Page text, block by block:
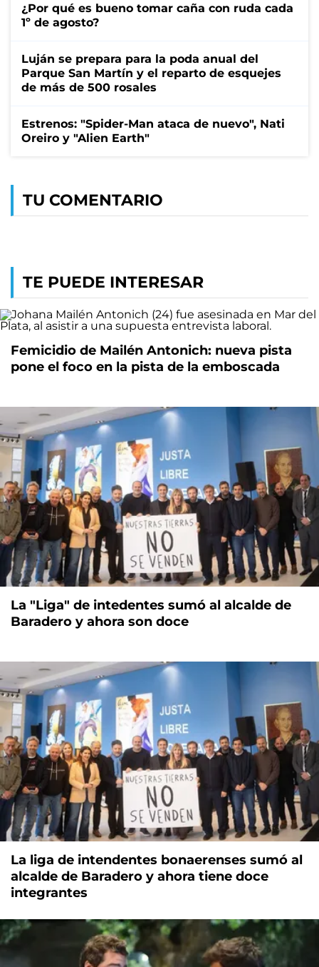
¿Por qué es bueno tomar caña con ruda cada
1º de agosto?
Luján se prepara para la poda anual del
Parque San Martín y el reparto de esquejes
de más de 500 rosales
Estrenos: "Spider-Man ataca de nuevo", Nati
Oreiro y "Alien Earth"
TU COMENTARIO
TE PUEDE INTERESAR
Femicidio de Mailén Antonich: nueva pista
pone el foco en la pista de la emboscada
La "Liga" de intedentes sumó al alcalde de
Baradero y ahora son doce
La liga de intendentes bonaerenses sumó al
alcalde de Baradero y ahora tiene doce
integrantes